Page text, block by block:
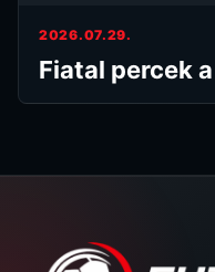
2026.07.29.
Fiatal percek